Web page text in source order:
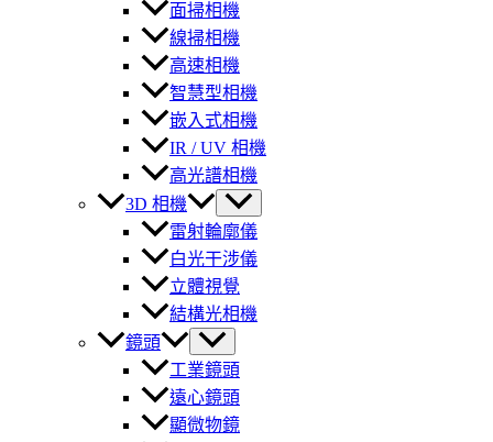
面掃相機
線掃相機
高速相機
智慧型相機
嵌入式相機
IR / UV 相機
高光譜相機
3D 相機
雷射輪廓儀
白光干涉儀
立體視覺
結構光相機
鏡頭
工業鏡頭
遠心鏡頭
顯微物鏡